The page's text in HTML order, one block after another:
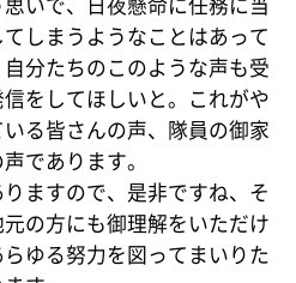
しまうようなことはあって
分たちのこのような声も受
をしてほしいと。これがや
る皆さんの声、隊員の御家
であります。
ますので、是非ですね、そ
の方にも御理解をいただけ
ゆる努力を図ってまいりた